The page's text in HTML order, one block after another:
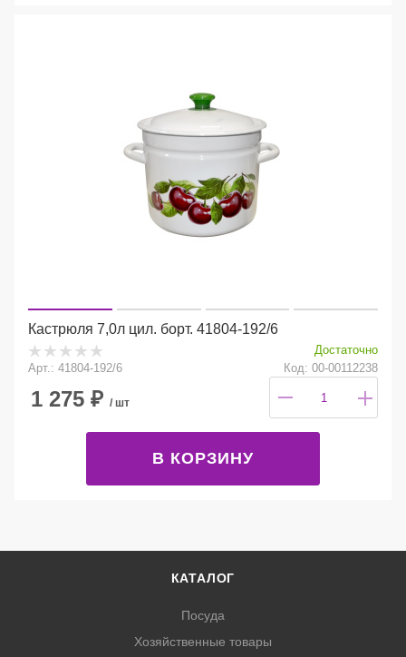
Кастрюля 7,0л цил. борт. 41804-192/6
Достаточно
Арт.: 41804-192/6
Код: 00-00112238
1 275 ₽ / шт
В КОРЗИНУ
КАТАЛОГ
Посуда
Хозяйственные товары